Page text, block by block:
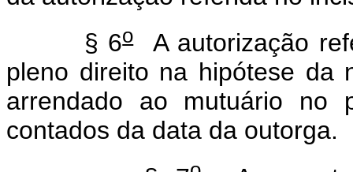
§ 6oA autorização
pleno direito na hipótese da
arrendado ao mutuário no
contados da data da outorga.